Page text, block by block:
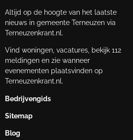
Altijd op de hoogte van het laatste
nieuws in gemeente Terneuzen via
Terneuzenkrant.nl.
Vind woningen, vacatures, bekijk 112
meldingen en zie wanneer
evenementen plaatsvinden op
Terneuzenkrant.nl.
Bedrijvengids
Sitemap
Blog